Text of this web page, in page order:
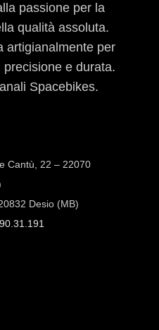
passione per la
qualità assoluta.
artigianalmente per
e durata.
Spacebikes.
Cantù, 22 – 22070
Desio (MB)